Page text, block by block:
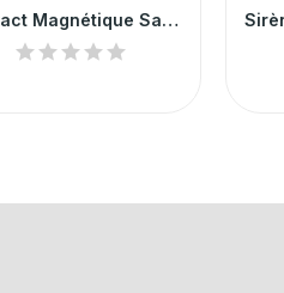
Contact Magnétique Sans Fil AMC - CM800